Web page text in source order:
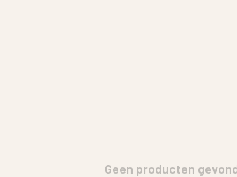
Geen producten